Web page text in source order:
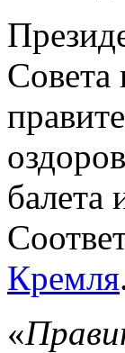
Совета
балета
Кремля
«